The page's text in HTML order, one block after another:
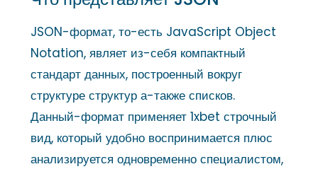
JSON-формат, то-есть JavaScript Object
Notation, являет из-себя компактный
стандарт данных, построенный вокруг
структуре структур а-также списков.
Данный-формат применяет 1xbet строчный
вид, который удобно воспринимается плюс
анализируется одновременно специалистом,